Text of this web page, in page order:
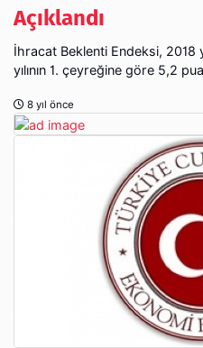
Açıklandı
İhracat Beklenti Endeksi, 2018
yılının 1. çeyreğine göre 5,2
8 yıl önce